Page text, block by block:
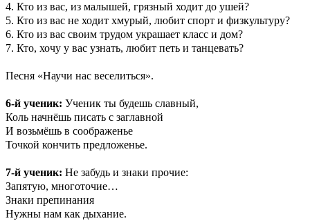
4. Кто из вас, из малышей, грязный ходит до ушей?
5. Кто из вас не ходит хмурый, любит спорт и физкультуру?
6. Кто из вас своим трудом украшает класс и дом?
7. Кто, хочу у вас узнать, любит петь и танцевать?
Песня «Научи нас веселиться».
6-й ученик: Ученик ты будешь славный,
Коль начнёшь писать с заглавной
И возьмёшь в соображенье
Точкой кончить предложенье.
7-й ученик: Не забудь и знаки прочие:
Запятую, многоточие…
Знаки препинания
Нужны нам как дыхание.